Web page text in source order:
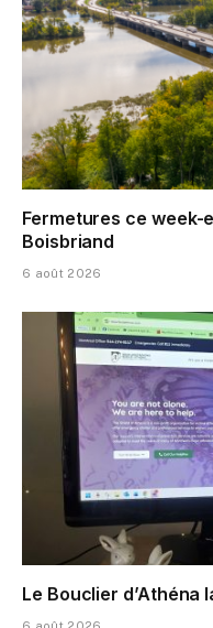
Fermetures ce week-
Boisbriand
6 août 2026
Le Bouclier d’Athéna